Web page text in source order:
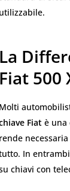
utilizzabile.
La
Fiat 500
Molti
Fiat è una
rende
In
chiavi con